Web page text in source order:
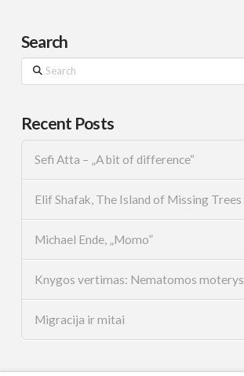
Search
Search
Recent Posts
Sefi Atta – „A bit of difference“
Elif Shafak, The Island of Missing Trees
Michael Ende, „Momo”
Knygos vertimas: Nematomos moterys
Migracija ir mitai